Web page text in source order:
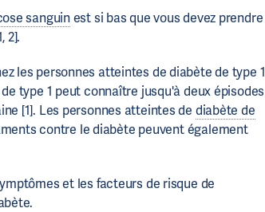
sanguinest si bas que vous devez prendre
2].
les personnes atteintes de diabète de type 1
type 1 peut connaître jusqu'à deux épisodes
[1]. Les personnes atteintes de diabète de
contre le diabète peuvent également
et les facteurs de risque de